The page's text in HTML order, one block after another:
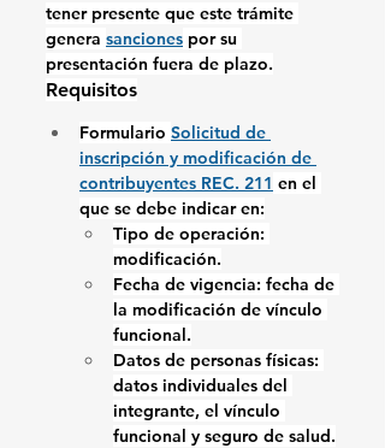
tener presente que este trámite
genera sanciones por su
presentación fuera de plazo.
Requisitos
Formulario Solicitud de
inscripción y modificación de
contribuyentes REC. 211 en el
que se debe indicar en:
Tipo de operación:
modificación.
Fecha de vigencia: fecha de
la modificación de vínculo
funcional.
Datos de personas físicas:
datos individuales del
integrante, el vínculo
funcional y seguro de salud.